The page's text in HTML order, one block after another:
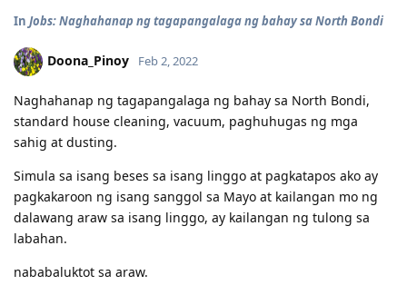
In Jobs: Naghahanap ng tagapangalaga ng bahay sa North Bondi
Doona_Pinoy Feb 2, 2022
Naghahanap ng tagapangalaga ng bahay sa North Bondi,
standard house cleaning, vacuum, paghuhugas ng mga
sahig at dusting.
Simula sa isang beses sa isang linggo at pagkatapos ako ay
pagkakaroon ng isang sanggol sa Mayo at kailangan mo ng
dalawang araw sa isang linggo, ay kailangan ng tulong sa
labahan.
nababaluktot sa araw.